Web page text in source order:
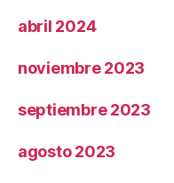
abril 2024
noviembre 2023
septiembre 2023
agosto 2023